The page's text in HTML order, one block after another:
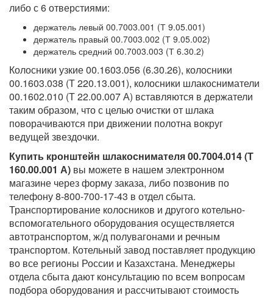
либо с 6 отверстиями:
держатель левый 00.7003.001 (Т 9.05.001)
держатель правый 00.7003.002 (Т 9.05.002)
держатель средний 00.7003.003 (Т 6.30.2)
Колосники узкие 00.1603.056 (6.30.26), колосники
00.1603.038 (Т 220.13.001), колосники шлакосниматели
00.1602.010 (Т 22.00.007 А) вставляются в держатели
таким образом, что с целью очистки от шлака
поворачиваются при движении полотна вокруг
ведущей звездочки.
Купить кронштейн шлакоснимателя 00.7004.014 (Т
160.00.001 А) вы можете в нашем электронном
магазине через форму заказа, либо позвонив по
телефону 8-800-700-17-43 в отдел сбыта.
Транспортирование колосников и другого котельно-
вспомогательного оборудования осуществляется
автотранспортом, ж/д полувагонами и речным
транспортом. Котельный завод поставляет продукцию
во все регионы России и Казахстана. Менеджеры
отдела сбыта дают консультацию по всем вопросам
подбора оборудования и рассчитывают стоимость